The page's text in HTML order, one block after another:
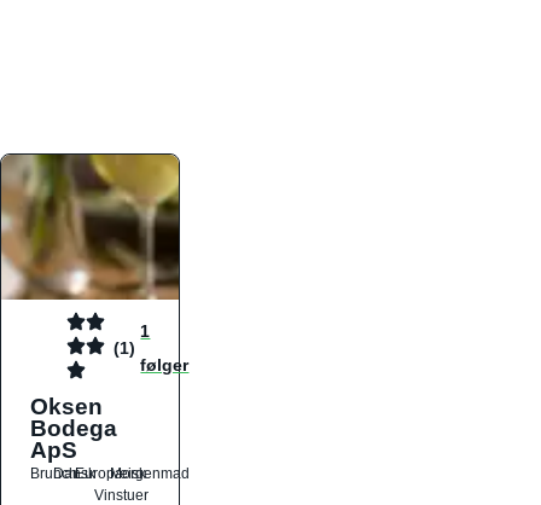
(1)
1
følger
Oksen
Bodega
ApS
Brunch
DanskEuropæiskMorgenmad
Vinstuer